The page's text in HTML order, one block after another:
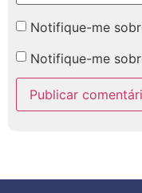
Notifique-me
Notifique-me